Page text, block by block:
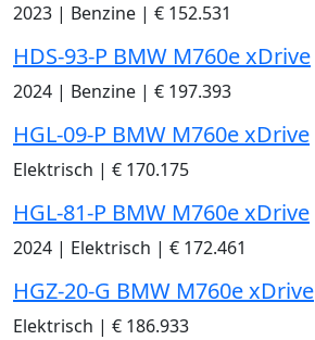
2023 | Benzine | € 152.531
HDS-93-P BMW M760e xDrive
2024 | Benzine | € 197.393
HGL-09-P BMW M760e xDrive
Elektrisch | € 170.175
HGL-81-P BMW M760e xDrive
2024 | Elektrisch | € 172.461
HGZ-20-G BMW M760e xDrive
Elektrisch | € 186.933